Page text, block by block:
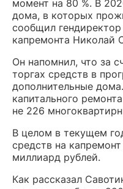
момент на 80 %. В
дома, в которых
сообщил
капремонта Николай
Он напомнил, что за
торгах средств в
дополнительные
капитального
не 226
В целом в текущем
средств на
миллиард рублей.
Как рассказал